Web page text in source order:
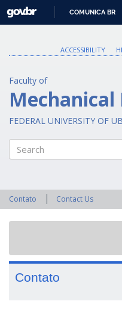
GOVBR
COMUNICA BR
ACCESSIBILITY
Faculty of
Mechanical
FEDERAL UNIVERSITY OF
Contato Contact Us
Contato